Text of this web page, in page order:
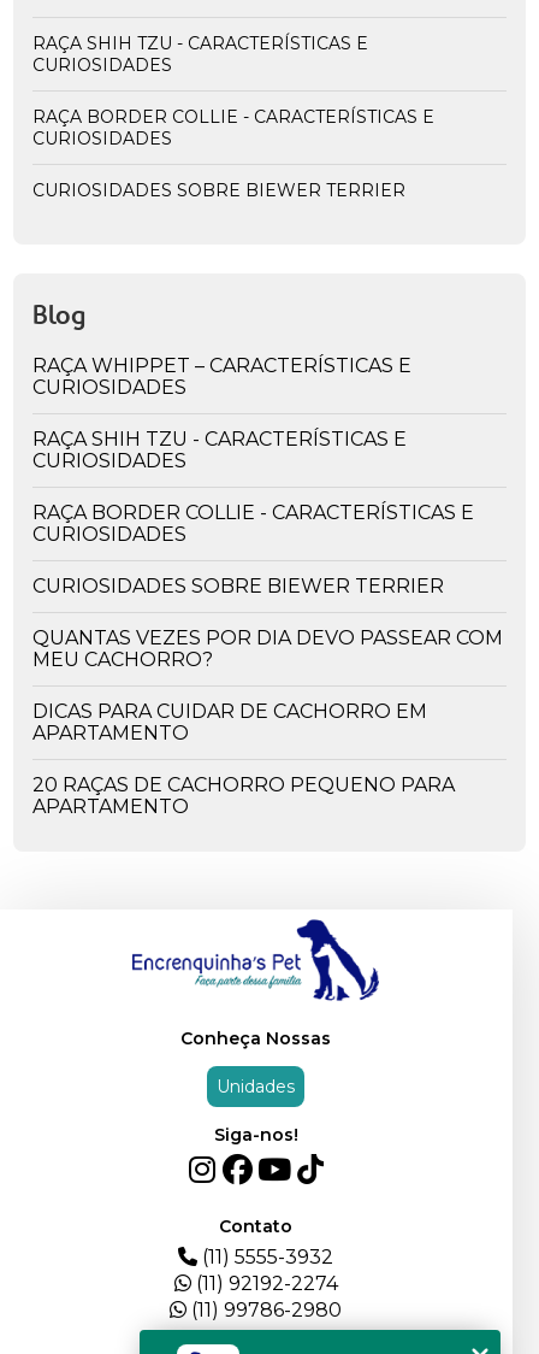
RAÇA SHIH TZU - CARACTERÍSTICAS E
CURIOSIDADES
RAÇA BORDER COLLIE - CARACTERÍSTICAS E
CURIOSIDADES
CURIOSIDADES SOBRE BIEWER TERRIER
Blog
RAÇA WHIPPET – CARACTERÍSTICAS E
CURIOSIDADES
RAÇA SHIH TZU - CARACTERÍSTICAS E
CURIOSIDADES
RAÇA BORDER COLLIE - CARACTERÍSTICAS E
CURIOSIDADES
CURIOSIDADES SOBRE BIEWER TERRIER
QUANTAS VEZES POR DIA DEVO PASSEAR COM
MEU CACHORRO?
DICAS PARA CUIDAR DE CACHORRO EM
APARTAMENTO
20 RAÇAS DE CACHORRO PEQUENO PARA
APARTAMENTO
TODO GATO TEM TOXOPLASMOSE?
IDENTIFICAR E TRATAR
TRATAMENTO E PREVENÇÃO
Conheça Nossas
Unidades
Siga-nos!
Contato
(11) 5555-3932
(11) 92192-2274
(11) 99786-2980